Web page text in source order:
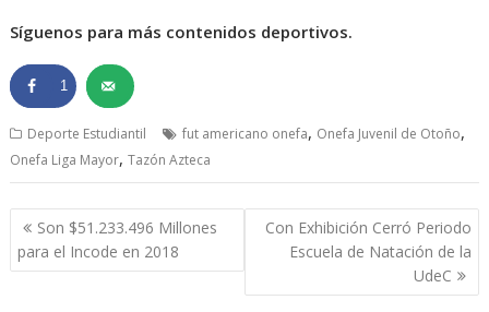
Síguenos para más contenidos deportivos.
1
Deporte Estudiantil fut americano onefa, Onefa Juvenil de Otoño,
Onefa Liga Mayor,Tazón Azteca
Navegación
de
entradas
Son $51.233.496 Millones
para el Incode en 2018
Con Exhibición Cerró Periodo
Escuela de Natación de la
UdeC